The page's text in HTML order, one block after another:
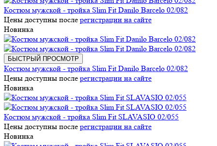
Костюм мужской - тройка Slim Fit Danilo Barcelo 02/082
Цены доступны после регистрации на сайте
Новинка
БЫСТРЫЙ ПРОСМОТР
Костюм мужской - тройка Slim Fit Danilo Barcelo 02/082
Цены доступны после регистрации на сайте
Новинка
Костюм мужской - тройка Slim Fit SLAVASIO 02/055
Цены доступны после регистрации на сайте
Новинка